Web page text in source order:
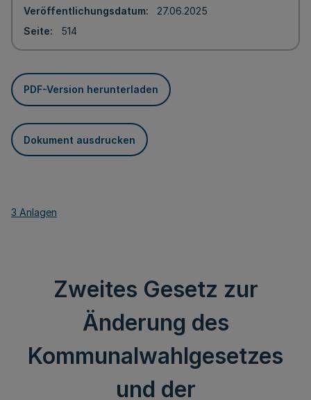
Veröffentlichungsdatum
27.06.2025
Seite
514
PDF-Version herunterladen
Dokument ausdrucken
3 Anlagen
Zweites Gesetz zur
Änderung des
Kommunalwahlgesetzes
und der